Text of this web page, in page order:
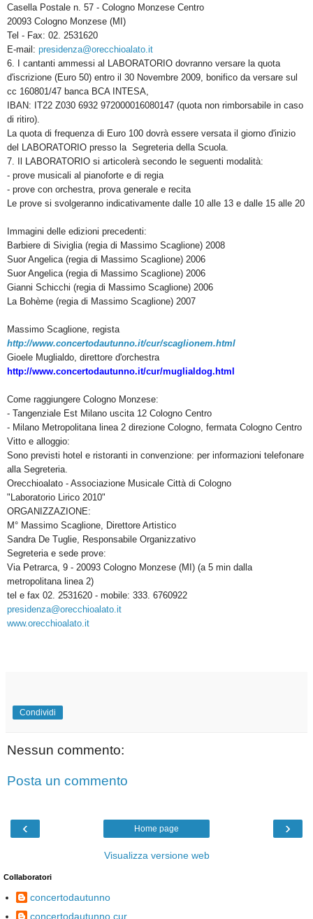
Casella Postale n. 57 - Cologno Monzese Centro
20093 Cologno Monzese (MI)
Tel - Fax: 02. 2531620
E-mail: presidenza@orecchioalato.it
6. I cantanti ammessi al LABORATORIO dovranno versare la quota
d'iscrizione (Euro 50) entro il 30 Novembre 2009, bonifico da versare sul
cc 160801/47 banca BCA INTESA,
IBAN: IT22 Z030 6932 972000016080147 (quota non rimborsabile in caso
di ritiro).
La quota di frequenza di Euro 100 dovrà essere versata il giorno d'inizio
del LABORATORIO presso la Segreteria della Scuola.
7. Il LABORATORIO si articolerà secondo le seguenti modalità:
- prove musicali al pianoforte e di regia
- prove con orchestra, prova generale e recita
Le prove si svolgeranno indicativamente dalle 10 alle 13 e dalle 15 alle 20
Immagini delle edizioni precedenti:
Barbiere di Siviglia (regia di Massimo Scaglione) 2008
Suor Angelica (regia di Massimo Scaglione) 2006
Suor Angelica (regia di Massimo Scaglione) 2006
Gianni Schicchi (regia di Massimo Scaglione) 2006
La Bohème (regia di Massimo Scaglione) 2007
Massimo Scaglione, regista
http://www.concertodautunno.it/cur/scaglionem.html
Gioele Muglialdo, direttore d'orchestra
http://www.concertodautunno.it/cur/muglialdog.html
Come raggiungere Cologno Monzese:
- Tangenziale Est Milano uscita 12 Cologno Centro
- Milano Metropolitana linea 2 direzione Cologno, fermata Cologno Centro
Vitto e alloggio:
Sono previsti hotel e ristoranti in convenzione: per informazioni telefonare
alla Segreteria.
Orecchioalato - Associazione Musicale Città di Cologno
"Laboratorio Lirico 2010"
ORGANIZZAZIONE:
M° Massimo Scaglione, Direttore Artistico
Sandra De Tuglie, Responsabile Organizzativo
Segreteria e sede prove:
Via Petrarca, 9 - 20093 Cologno Monzese (MI) (a 5 min dalla
metropolitana linea 2)
tel e fax 02. 2531620 - mobile: 333. 6760922
presidenza@orecchioalato.it
www.orecchioalato.it
Condividi
Nessun commento:
Posta un commento
‹ ›
Home page
Visualizza versione web
Collaboratori
concertodautunno
concertodautunno.cur